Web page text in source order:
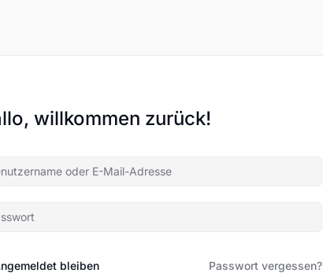
willkommen zurück!
bleiben Passwort vergessen?